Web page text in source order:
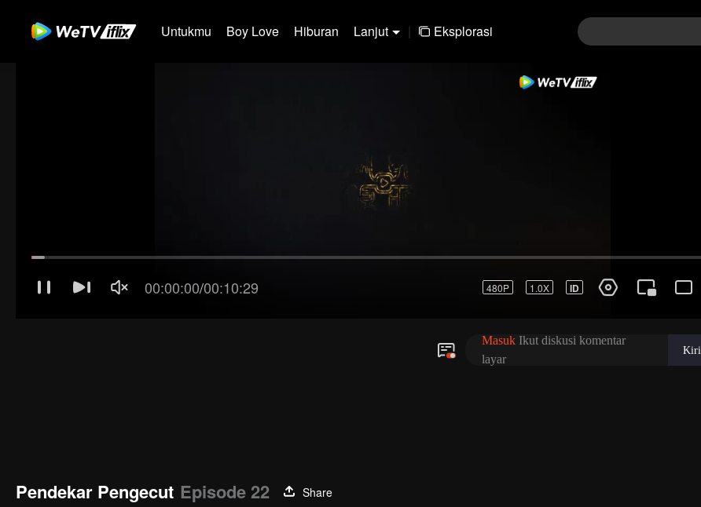
Untukmu Boy Love Hiburan Lanjut | Eksplorasi
Pendekar Pengecut Episode 22
Share